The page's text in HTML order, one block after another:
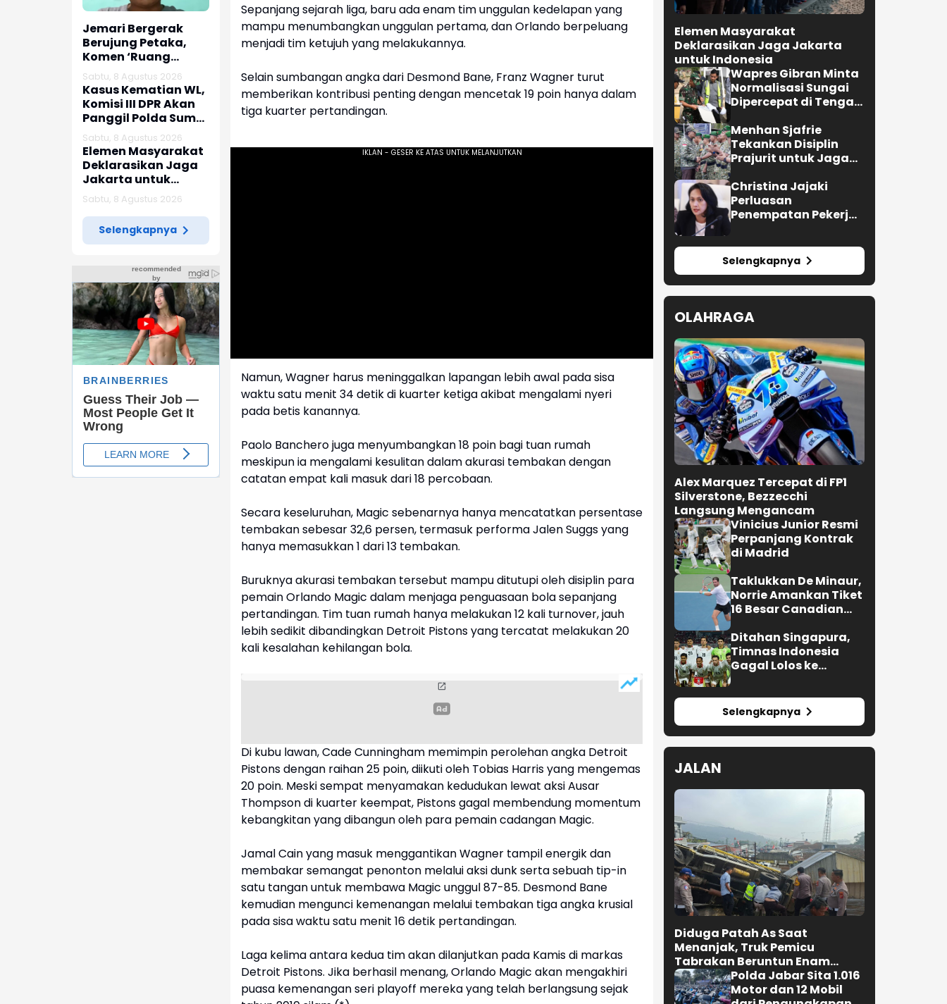
Jemari Bergerak
Berujung Petaka,
Komen ‘Ruang
Jenazah Kosong’,
Karier dr Beni di
RSUD Ruteng
Berakhir
Sabtu, 8 Agustus 2026
Kasus Kematian WL,
Komisi III DPR Akan
Panggil Polda Sumut
dan Keluarga
Korban
Sabtu, 8 Agustus 2026
Elemen Masyarakat
Deklarasikan Jaga
Jakarta untuk
Indonesia
Sabtu, 8 Agustus 2026
Selengkapnya
Sepanjang sejarah liga, baru ada enam tim unggulan kedelapan yang
mampu menumbangkan unggulan pertama, dan Orlando berpeluang
menjadi tim ketujuh yang melakukannya.
Selain sumbangan angka dari Desmond Bane, Franz Wagner turut
memberikan kontribusi penting dengan mencetak 19 poin hanya dalam
tiga kuarter pertandingan.
Namun, Wagner harus meninggalkan lapangan lebih awal pada sisa
waktu satu menit 34 detik di kuarter ketiga akibat mengalami nyeri
pada betis kanannya.
Paolo Banchero juga menyumbangkan 18 poin bagi tuan rumah
meskipun ia mengalami kesulitan dalam akurasi tembakan dengan
catatan empat kali masuk dari 18 percobaan.
Secara keseluruhan, Magic sebenarnya hanya mencatatkan persentase
tembakan sebesar 32,6 persen, termasuk performa Jalen Suggs yang
hanya memasukkan 1 dari 13 tembakan.
Buruknya akurasi tembakan tersebut mampu ditutupi oleh disiplin para
pemain Orlando Magic dalam menjaga penguasaan bola sepanjang
pertandingan. Tim tuan rumah hanya melakukan 12 kali turnover, jauh
lebih sedikit dibandingkan Detroit Pistons yang tercatat melakukan 20
kali kesalahan kehilangan bola.
Di kubu lawan, Cade Cunningham memimpin perolehan angka Detroit
Pistons dengan raihan 25 poin, diikuti oleh Tobias Harris yang mengemas
20 poin. Meski sempat menyamakan kedudukan lewat aksi Ausar
Thompson di kuarter keempat, Pistons gagal membendung momentum
kebangkitan yang dibangun oleh para pemain cadangan Magic.
Jamal Cain yang masuk menggantikan Wagner tampil energik dan
membakar semangat penonton melalui aksi dunk serta sebuah tip-in
satu tangan untuk membawa Magic unggul 87-85. Desmond Bane
kemudian mengunci kemenangan melalui tembakan tiga angka krusial
pada sisa waktu satu menit 16 detik pertandingan.
Laga kelima antara kedua tim akan dilanjutkan pada Kamis di markas
Detroit Pistons. Jika berhasil menang, Orlando Magic akan mengakhiri
puasa kemenangan seri playoff mereka yang telah berlangsung sejak
Elemen Masyarakat
Deklarasikan Jaga Jakarta
untuk Indonesia
Wapres Gibran Minta
Normalisasi Sungai
Dipercepat di Tengah
Pascabencana
Menhan Sjafrie
Tekankan Disiplin
Prajurit untuk Jaga
Christina Jajaki
Perluasan
Penempatan Pekerja
Ceko
Selengkapnya
OLAHRAGA
Alex Marquez Tercepat di FP1
Silverstone, Bezzecchi
Langsung Mengancam
Vinicius Junior Resmi
Perpanjang Kontrak
di Madrid
Taklukkan De Minaur,
Norrie Amankan Tiket
16 Besar Canadian
Ditahan Singapura,
Timnas Indonesia
Gagal Lolos ke
Selengkapnya
JALAN
Diduga Patah As Saat
Menanjak, Truk Pemicu
Tabrakan Beruntun Enam
Kendaraan di Ciwidey
Diselidiki Polisi
Polda Jabar Sita 1.016
Motor dan 12 Mobil